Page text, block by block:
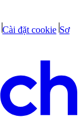
Cài đặt cookie Sơ